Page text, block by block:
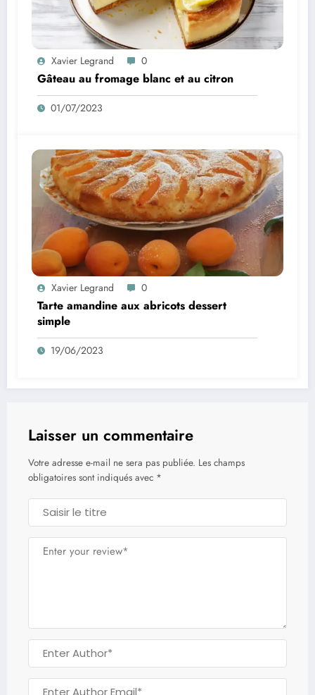
Xavier Legrand 0
Gâteau au fromage blanc et au citron
01/07/2023
Xavier Legrand 0
Tarte amandine aux abricots dessert
simple
19/06/2023
Laisser un commentaire
Votre adresse e-mail ne sera pas publiée. Les champs
obligatoires sont indiqués avec *